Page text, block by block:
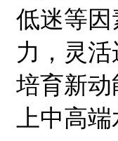
低迷等
力，灵
培育新
上中高端